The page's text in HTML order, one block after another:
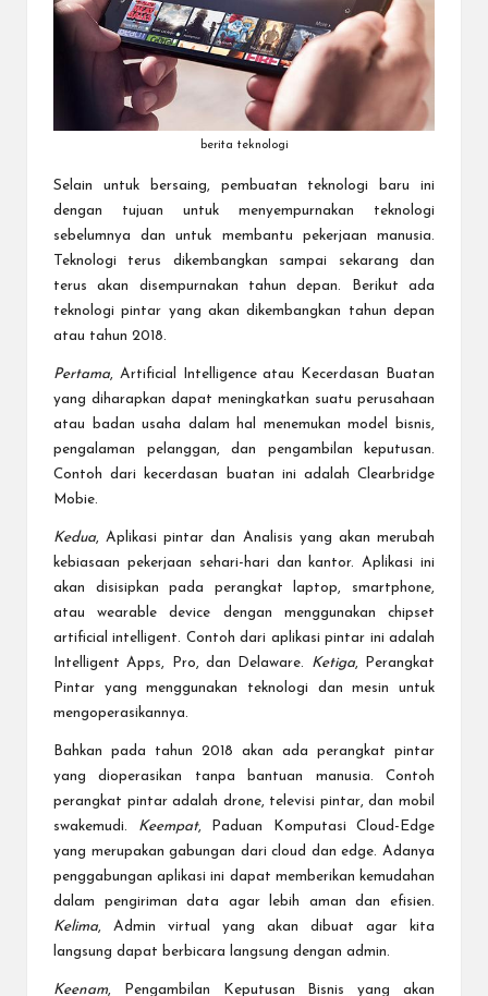
berita teknologi
Selain untuk bersaing, pembuatan teknologi baru ini
dengan tujuan untuk menyempurnakan teknologi
sebelumnya dan untuk membantu pekerjaan manusia.
Teknologi terus dikembangkan sampai sekarang dan
terus akan disempurnakan tahun depan. Berikut ada
teknologi pintar yang akan dikembangkan tahun depan
atau tahun 2018.
Pertama, Artificial Intelligence atau Kecerdasan Buatan
yang diharapkan dapat meningkatkan suatu perusahaan
atau badan usaha dalam hal menemukan model bisnis,
pengalaman pelanggan, dan pengambilan keputusan.
Contoh dari kecerdasan buatan ini adalah Clearbridge
Mobie.
Kedua, Aplikasi pintar dan Analisis yang akan merubah
kebiasaan pekerjaan sehari-hari dan kantor. Aplikasi ini
akan disisipkan pada perangkat laptop, smartphone,
atau wearable device dengan menggunakan chipset
artificial intelligent. Contoh dari aplikasi pintar ini adalah
Intelligent Apps, Pro, dan Delaware.
Ketiga, Perangkat
Pintar yang menggunakan teknologi dan mesin untuk
mengoperasikannya.
Bahkan pada tahun 2018 akan ada perangkat pintar
yang dioperasikan tanpa bantuan manusia. Contoh
perangkat pintar adalah drone, televisi pintar, dan mobil
swakemudi.
Keempat, Paduan Komputasi Cloud-Edge
yang merupakan gabungan dari cloud dan edge. Adanya
penggabungan aplikasi ini dapat memberikan kemudahan
dalam pengiriman data agar lebih aman dan efisien.
Kelima, Admin virtual yang akan dibuat agar kita
langsung dapat berbicara langsung dengan admin.
Keenam, Pengambilan Keputusan Bisnis yang akan